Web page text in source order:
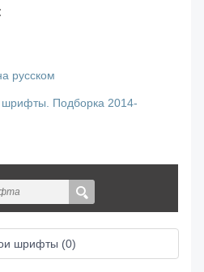
русском
шрифты. Подборка 2014-
шрифты (0)